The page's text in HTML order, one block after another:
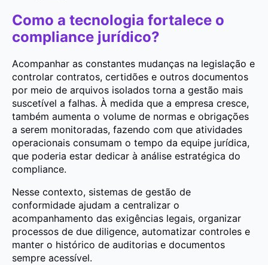
Como a tecnologia fortalece o
compliance jurídico?
Acompanhar as constantes mudanças na legislação e
controlar contratos, certidões e outros documentos
por meio de arquivos isolados torna a gestão mais
suscetível a falhas. À medida que a empresa cresce,
também aumenta o volume de normas e obrigações
a serem monitoradas, fazendo com que atividades
operacionais consumam o tempo da equipe jurídica,
que poderia estar dedicar à análise estratégica do
compliance.
Nesse contexto, sistemas de gestão de
conformidade ajudam a centralizar o
acompanhamento das exigências legais, organizar
processos de due diligence, automatizar controles e
manter o histórico de auditorias e documentos
sempre acessível.